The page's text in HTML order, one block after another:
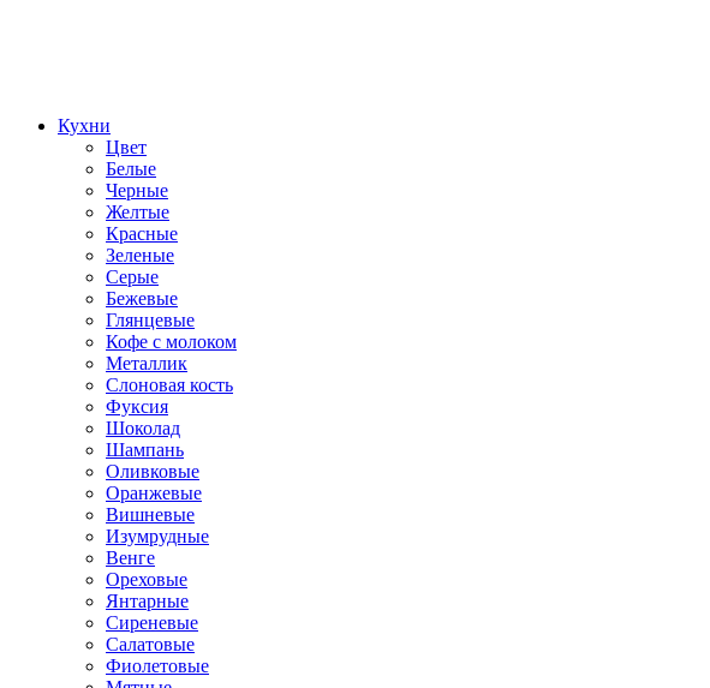
Кухни
Цвет
Белые
Черные
Желтые
Красные
Зеленые
Серые
Бежевые
Глянцевые
Кофе с молоком
Металлик
Слоновая кость
Фуксия
Шоколад
Шампань
Оливковые
Оранжевые
Вишневые
Изумрудные
Венге
Ореховые
Янтарные
Сиреневые
Салатовые
Фиолетовые